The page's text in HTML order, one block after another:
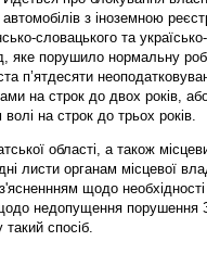
автомобілів з іноземною
словацького та
яке порушило нормальну
п’ятдесяти
на строк до двох років,
на строк до трьох років.
області, а також
листи органам місцевої
щодо
недопущення порушення
спосіб.